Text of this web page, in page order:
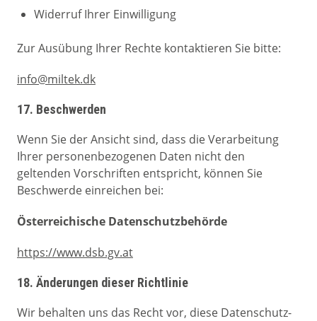
Widerruf Ihrer Einwilligung
Zur Ausübung Ihrer Rechte kontaktieren Sie bitte:
info@miltek.dk
17. Beschwerden
Wenn Sie der Ansicht sind, dass die Verarbeitung
Ihrer personenbezogenen Daten nicht den
geltenden Vorschriften entspricht, können Sie
Beschwerde einreichen bei:
Österreichische Datenschutzbehörde
https://www.dsb.gv.at
18. Änderungen dieser Richtlinie
Wir behalten uns das Recht vor, diese Datenschutz-